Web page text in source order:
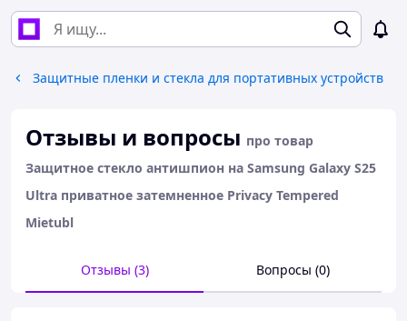
Защитные пленки и стекла для портативных устройств
Отзывы и вопросы про товар
Защитное стекло антишпион на Samsung Galaxy S25
Ultra приватное затемненное Privacy Tempered
Mietubl
Отзывы (3) Вопросы (0)